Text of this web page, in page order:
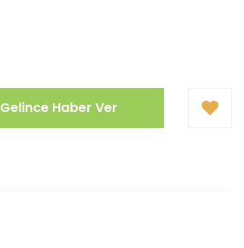
Gelince Haber Ver